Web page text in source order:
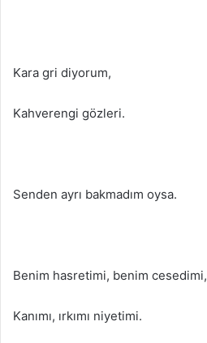
Kara gri diyorum,
Kahverengi gözleri.
Senden ayrı bakmadım oysa.
Benim hasretimi, benim cesedimi,
Kanımı, ırkımı niyetimi.